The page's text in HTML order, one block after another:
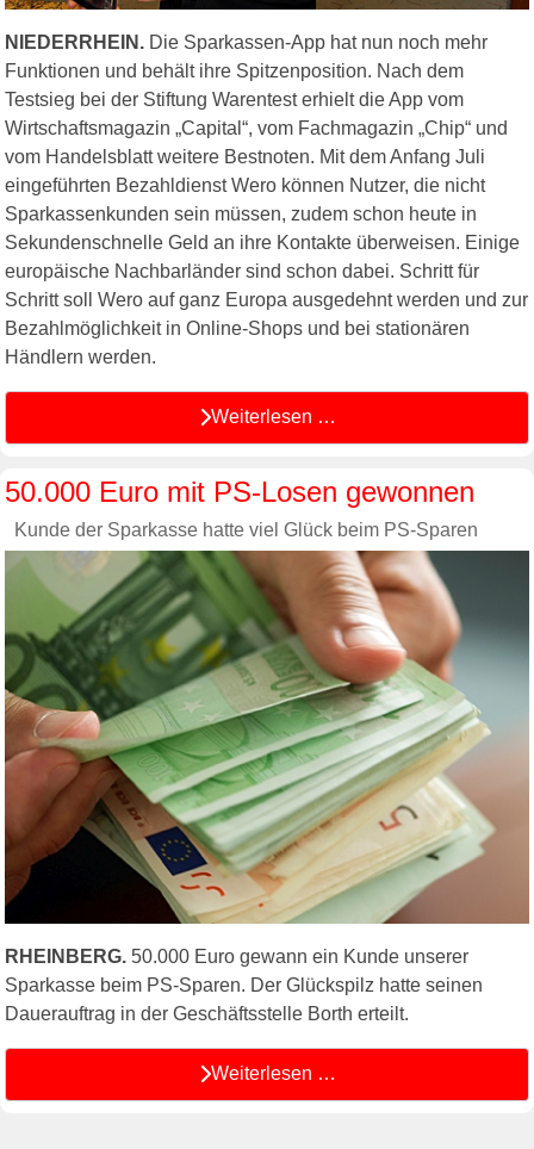
NIEDERRHEIN. Die Sparkassen-App hat nun noch mehr
Funktionen und behält ihre Spitzenposition. Nach dem
Testsieg bei der Stiftung Warentest erhielt die App vom
Wirtschaftsmagazin „Capital“, vom Fachmagazin „Chip“ und
vom Handelsblatt weitere Bestnoten. Mit dem Anfang Juli
eingeführten Bezahldienst Wero können Nutzer, die nicht
Sparkassenkunden sein müssen, zudem schon heute in
Sekundenschnelle Geld an ihre Kontakte überweisen. Einige
europäische Nachbarländer sind schon dabei. Schritt für
Schritt soll Wero auf ganz Europa ausgedehnt werden und zur
Bezahlmöglichkeit in Online-Shops und bei stationären
Händlern werden.
Weiterlesen …
50.000 Euro mit PS-Losen gewonnen
Kunde der Sparkasse hatte viel Glück beim PS-Sparen
RHEINBERG. 50.000 Euro gewann ein Kunde unserer
Sparkasse beim PS-Sparen. Der Glückspilz hatte seinen
Dauerauftrag in der Geschäftsstelle Borth erteilt.
Weiterlesen …